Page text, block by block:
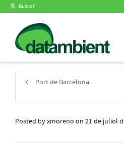
Buscar
Port de Barcelona
Posted byxmoreno on 21 de juliol